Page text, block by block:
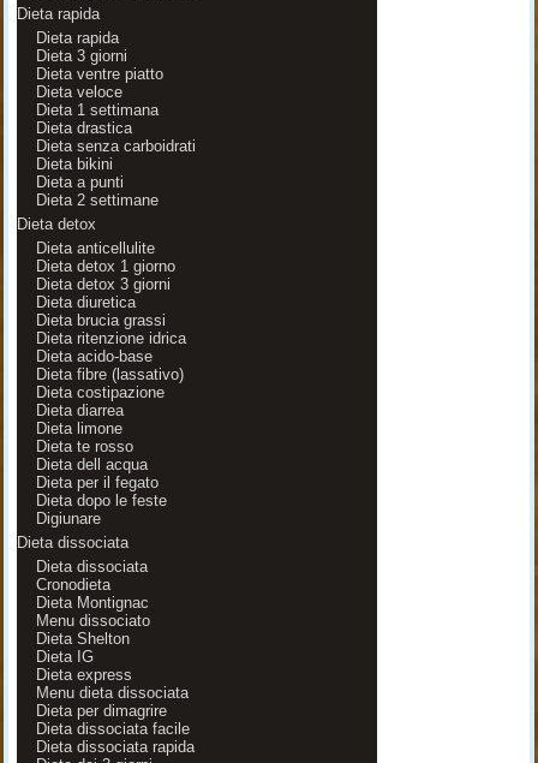
Dieta rapida
Dieta rapida
Dieta 3 giorni
Dieta ventre piatto
Dieta veloce
Dieta 1 settimana
Dieta drastica
Dieta senza carboidrati
Dieta bikini
Dieta a punti
Dieta 2 settimane
Dieta detox
Dieta anticellulite
Dieta detox 1 giorno
Dieta detox 3 giorni
Dieta diuretica
Dieta brucia grassi
Dieta ritenzione idrica
Dieta acido-base
Dieta fibre (lassativo)
Dieta costipazione
Dieta diarrea
Dieta limone
Dieta te rosso
Dieta dell acqua
Dieta per il fegato
Dieta dopo le feste
Digiunare
Dieta dissociata
Dieta dissociata
Cronodieta
Dieta Montignac
Menu dissociato
Dieta Shelton
Dieta IG
Dieta express
Menu dieta dissociata
Dieta per dimagrire
Dieta dissociata facile
Dieta dissociata rapida